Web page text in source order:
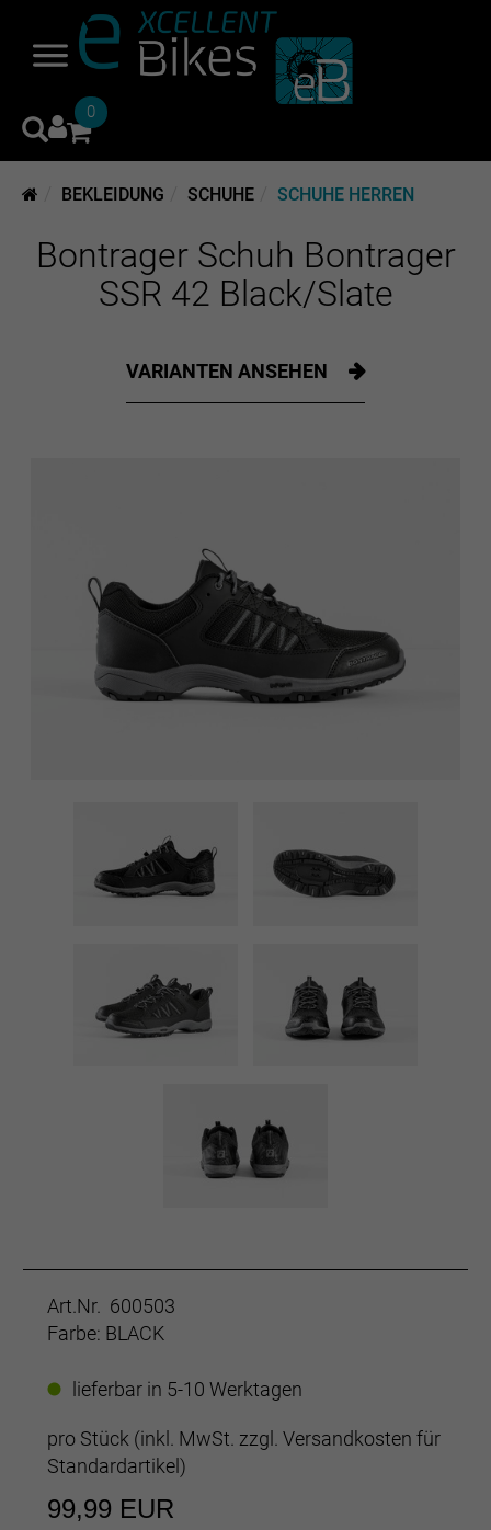
0
BEKLEIDUNG SCHUHE SCHUHE HERREN
Bontrager Schuh Bontrager
SSR 42 Black/Slate
VARIANTEN ANSEHEN
Art.Nr. 600503
Farbe: BLACK
lieferbar in 5-10 Werktagen
pro Stück (inkl. MwSt. zzgl. Versandkosten für
Standardartikel)
99,99 EUR